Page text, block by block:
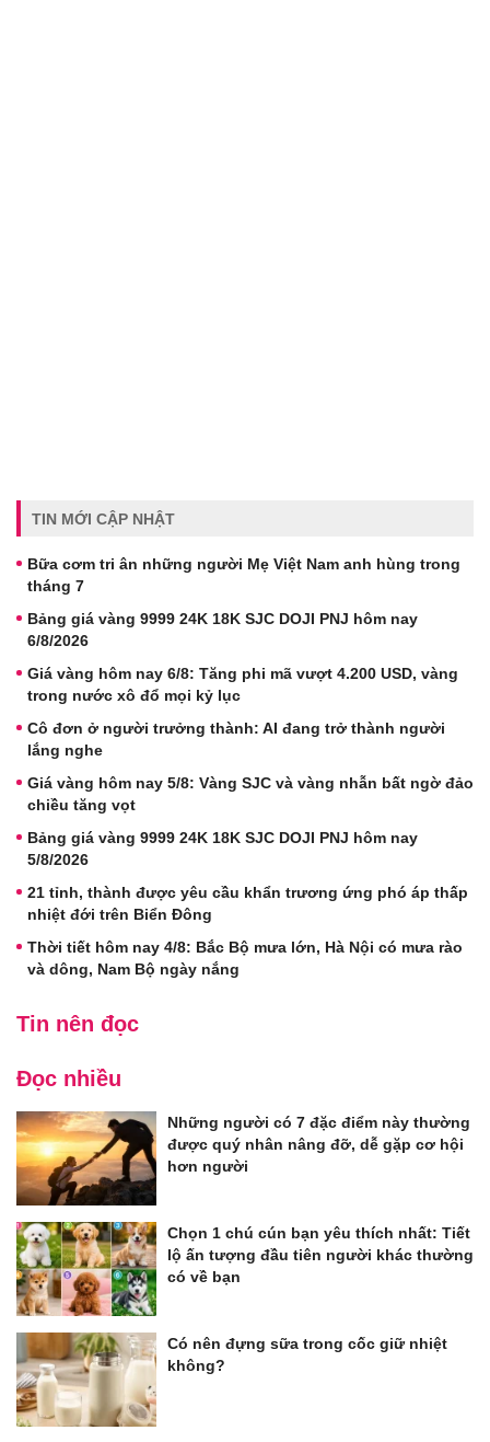
TIN MỚI CẬP NHẬT
Bữa cơm tri ân những người Mẹ Việt Nam anh hùng trong
tháng 7
Bảng giá vàng 9999 24K 18K SJC DOJI PNJ hôm nay
6/8/2026
Giá vàng hôm nay 6/8: Tăng phi mã vượt 4.200 USD, vàng
trong nước xô đổ mọi kỷ lục
Cô đơn ở người trưởng thành: AI đang trở thành người
lắng nghe
Giá vàng hôm nay 5/8: Vàng SJC và vàng nhẫn bất ngờ đảo
chiều tăng vọt
Bảng giá vàng 9999 24K 18K SJC DOJI PNJ hôm nay
5/8/2026
21 tỉnh, thành được yêu cầu khẩn trương ứng phó áp thấp
nhiệt đới trên Biển Đông
Thời tiết hôm nay 4/8: Bắc Bộ mưa lớn, Hà Nội có mưa rào
và dông, Nam Bộ ngày nắng
Tin nên đọc
Đọc nhiều
Những người có 7 đặc điểm này thường
được quý nhân nâng đỡ, dễ gặp cơ hội
hơn người
Chọn 1 chú cún bạn yêu thích nhất: Tiết
lộ ấn tượng đầu tiên người khác thường
có về bạn
Có nên đựng sữa trong cốc giữ nhiệt
không?